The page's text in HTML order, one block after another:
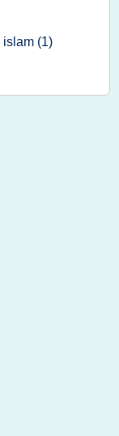
islam (1)